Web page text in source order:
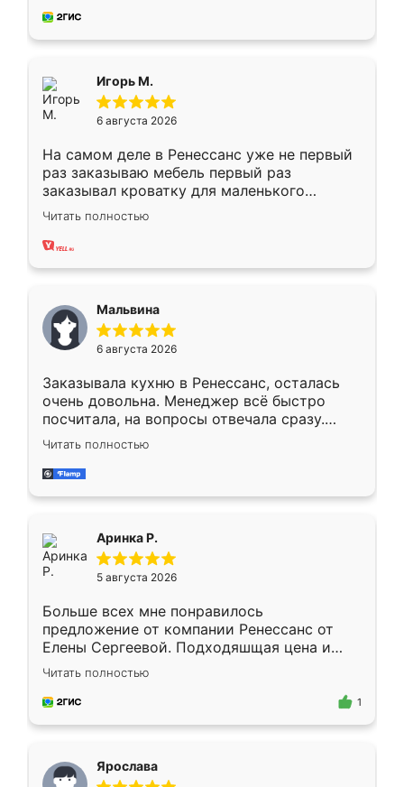
за день, ребята работали аккуратно, даже
Игорь М.
6 августа 2026
На самом деле в Ренессанс уже не первый
раз заказываю мебель первый раз
заказывал кроватку для маленького
ребёнка при его рождении ,во второй раз
заказал шкаф-купе. По качеству очень
хорошее сборка достаточно быстрая,
меньше, здесь же он более разнообразный.
Мне нравится ,если что-то потребуется из
мебели буду заказывать только здесь.
Читать полностью
Мальвина
6 августа 2026
Заказывала кухню в Ренессанс, осталась
очень довольна. Менеджер всё быстро
посчитала, на вопросы отвечала сразу.
Замерщик приехал в субботу, подошёл к
делу со всей ответственностью. Собрали
за день, ребята работали аккуратно, даже
Читать полностью
Аринка Р.
5 августа 2026
Больше всех мне понравилось
предложение от компании Ренессанс от
Елены Сергеевой. Подходяшщая цена и
короткие сроки изготовления. Приехавший
для замера сотрудник Владислав
предложил по моему эскизу самый
Читать полностью
1
Ярослава